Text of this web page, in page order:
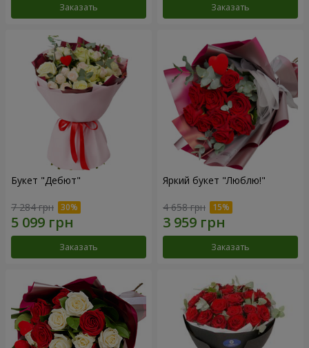
Заказать Заказать
Букет "Дебют"
7 284 грн
Заказать
Яркий букет "Люблю!"
4 658 грн
Заказать